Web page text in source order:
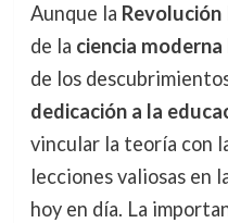
Aunque la
de la ciencia moderna
de los
dedicación a la
vincular la teoría con
lecciones valiosas en
hoy en día. La